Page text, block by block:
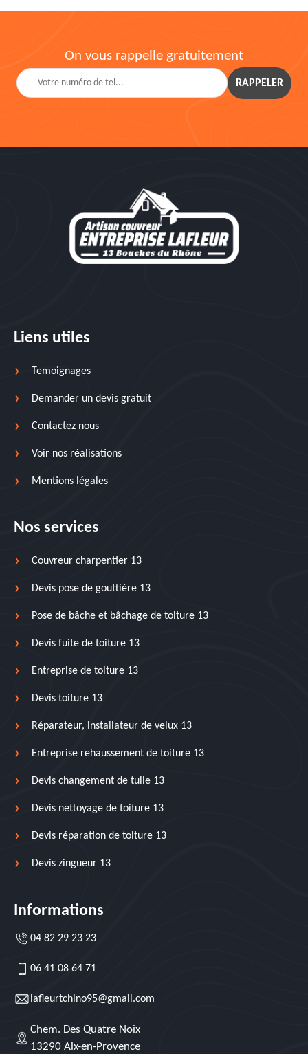
On vous rappelle gratuitement
Liens utiles
Temoignages
Demander un devis gratuit
Contactez nous
Voir nos réalisations
Mentions légales
Nos services
Couvreur charpentier 13
Devis pose de gouttière 13
Pose de bâche et bâchage de toiture 13
Devis fuite de toiture 13
Entreprise de toiture 13
Devis toiture 13
Réparateur, installateur de velux 13
Entreprise rehaussement de toiture 13
Devis changement de tuile 13
Devis nettoyage de toiture 13
Devis réparation de toiture 13
Devis zingueur 13
Informations
04 82 29 23 23
06 41 08 64 71
lafleurtchino95@gmail.com
Chem. Des Quatre Noix
13290 Aix-en-Provence